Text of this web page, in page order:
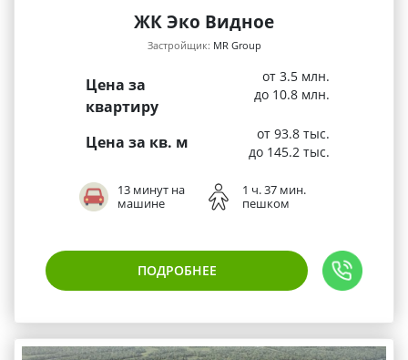
ЖК Эко Видное
Застройщик: MR Group
Цена за
квартиру
от 3.5 млн.
до 10.8 млн.
Цена за кв. м
от 93.8 тыс.
до 145.2 тыс.
13 минут на
машине
1 ч. 37 мин.
пешком
ПОДРОБНЕЕ